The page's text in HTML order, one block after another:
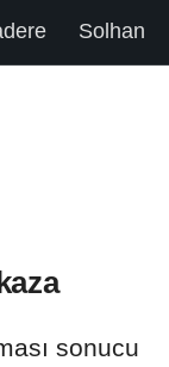
Solhan
sonucu